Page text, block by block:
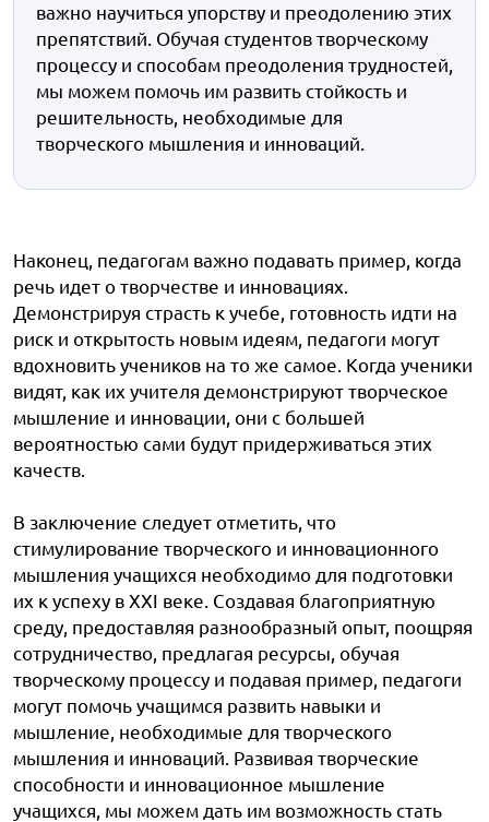
важно научиться упорству и преодолению этих
препятствий. Обучая студентов творческому
процессу и способам преодоления трудностей,
мы можем помочь им развить стойкость и
решительность, необходимые для
творческого мышления и инноваций.
Наконец, педагогам важно подавать пример, когда
речь идет о творчестве и инновациях.
Демонстрируя страсть к учебе, готовность идти на
риск и открытость новым идеям, педагоги могут
вдохновить учеников на то же самое. Когда ученики
видят, как их учителя демонстрируют творческое
мышление и инновации, они с большей
вероятностью сами будут придерживаться этих
качеств.
В заключение следует отметить, что
стимулирование творческого и инновационного
мышления учащихся необходимо для подготовки
их к успеху в XXI веке. Создавая благоприятную
среду, предоставляя разнообразный опыт, поощряя
сотрудничество, предлагая ресурсы, обучая
творческому процессу и подавая пример, педагоги
могут помочь учащимся развить навыки и
мышление, необходимые для творческого
мышления и инноваций. Развивая творческие
способности и инновационное мышление
учащихся, мы можем дать им возможность стать